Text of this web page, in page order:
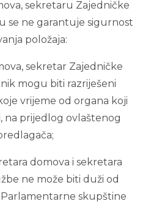
sekretaru Zajedničke
se ne garantuje sigurnost
položaja:
sekretar Zajedničke
mogu biti razriješeni
vrijeme od organa koji
na prijedlog ovlaštenog
domova i sekretara
ne može biti duži od
Parlamentarne skupštine